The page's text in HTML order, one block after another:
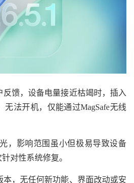
馈，设备电量接近枯竭时，插入
法开机，仅能通过MagSafe无线
影响范围虽小但极易导致设备
对性系统修复。
，无任何新功能、界面改动或安